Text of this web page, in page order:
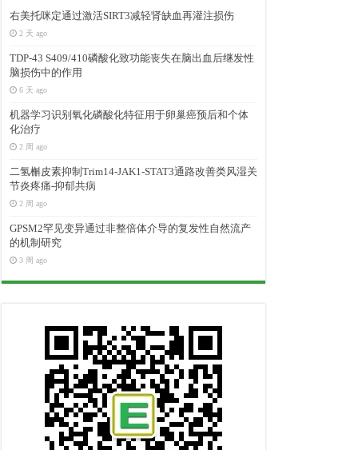
右美托咪定通过激活SIRT3减轻肾缺血再灌注损伤
2 天 ago
TDP-43 S409/410磷酸化致功能丧失在脑出血后继发性
脑损伤中的作用
6 天 ago
机器学习识别氧化磷酸化特征用于卵巢癌预后和个体
化治疗
2 周 ago
二氢槲皮素抑制Trim14-JAK1-STAT3通路改善类风湿关
节炎疼痛-抑郁共病
2 周 ago
GPSM2罕见变异通过非整倍体介导的复发性自然流产
的机制研究
3 周 ago